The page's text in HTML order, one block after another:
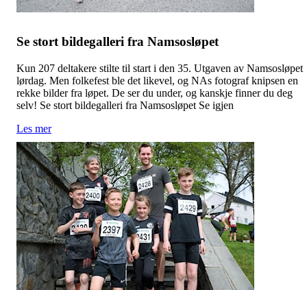
Se stort bildegalleri fra Namsosløpet
Kun 207 deltakere stilte til start i den 35. Utgaven av Namsosløpet
lørdag. Men folkefest ble det likevel, og NAs fotograf knipsen en
rekke bilder fra løpet. De ser du under, og kanskje finner du deg
selv! Se stort bildegalleri fra Namsosløpet Se igjen
Les mer